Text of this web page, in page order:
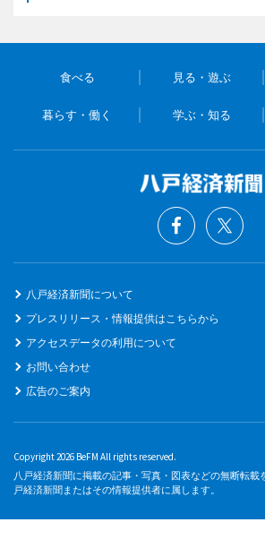
食べる 見る・遊ぶ
暮らす・働く 学ぶ・知る
八戸経済新聞について
プレスリリース・情報提供はこちらから
アクセスデータの利用について
お問い合わせ
広告のご案内
Copyright 2026 BeFM All rights reserved.
八戸経済新聞に掲載の記事・写真・図表などの無断転載
戸経済新聞またはその情報提供者に属します。